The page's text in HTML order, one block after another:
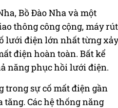
Bồ Đào Nha và một
thông công cộng, máy rút
lưới điện lớn nhất từng xảy
điện hoàn toàn. Bất kể
năng phục hồi lưới điện.
trong sự cố mất điện gần
Các hệ thống năng